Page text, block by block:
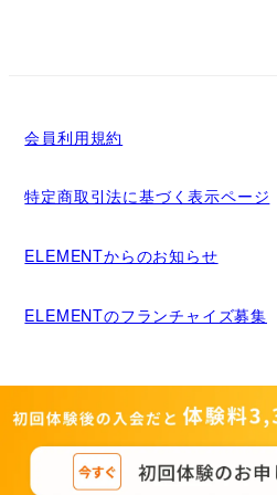
会員利用規約
特定商取引法に基づく表示ページ
ELEMENTからのお知らせ
ELEMENTのフランチャイズ募集
メディア掲載について 運営者情報
Copyright©MIGRIDS INC.